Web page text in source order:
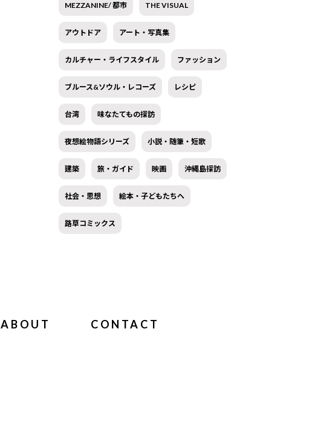
MEZZANINE/ 都市 THE VISUAL
アウトドア アート・写真集
カルチャー・ライフスタイル ファッション
ブルース&ソウル・レコーズ レシピ
台湾 味なたてもの探訪
夜想絵物語シリーズ 小説・随筆・短歌
建築 旅・ガイド 映画 沖縄島探訪
社会・思想 絵本・子どもたちへ
路草コミックス
ABOUT CONTACT